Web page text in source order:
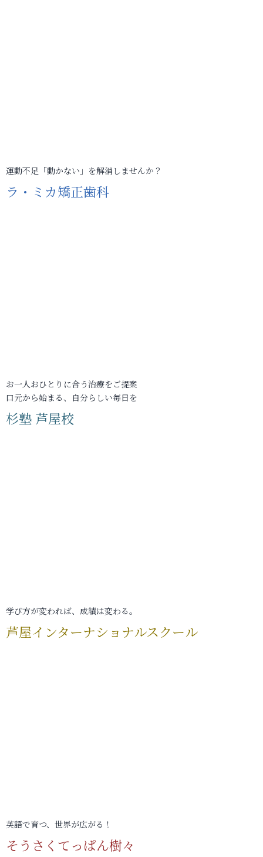
運動不足「動かない」を解消しませんか？
ラ・ミカ矯正歯科
お一人おひとりに合う治療をご提案
口元から始まる、自分らしい毎日を
杉塾 芦屋校
学び方が変われば、成績は変わる。
芦屋インターナショナルスクール
英語で育つ、世界が広がる！
そうさくてっぱん樹々